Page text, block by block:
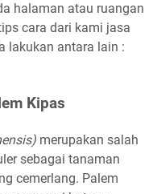
halaman atau ruangan
cara dari kami jasa
lakukan antara lain :
Kipas
merupakan salah
sebagai tanaman
cemerlang. Palem